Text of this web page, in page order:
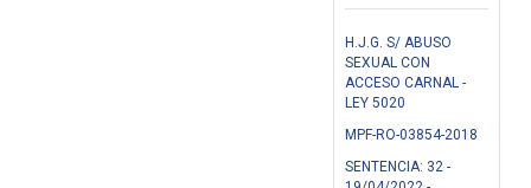
H.J.G. S/ ABUSO
SEXUAL CON
ACCESO CARNAL -
LEY 5020
MPF-RO-03854-2018
SENTENCIA: 32 -